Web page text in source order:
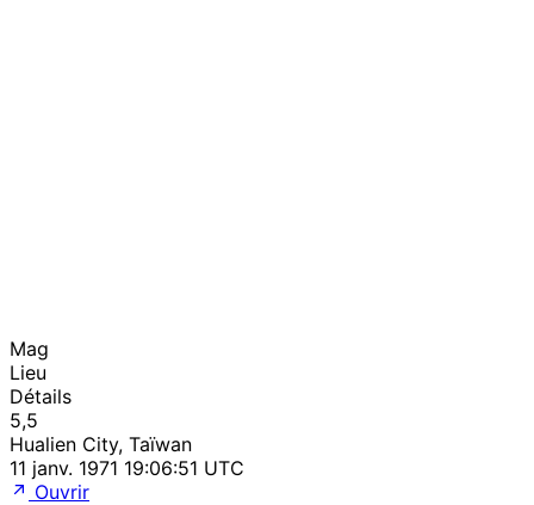
Mag
Lieu
Détails
5,5
Hualien City, Taïwan
11 janv. 1971 19:06:51 UTC
Ouvrir